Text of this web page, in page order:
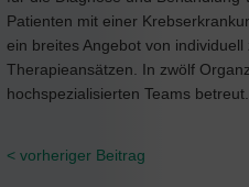
Patienten mit einer
ein breites Angebot von
Therapieansätzen. In zwölf
hochspezialisierten Teams betreut.
< vorheriger Beitrag